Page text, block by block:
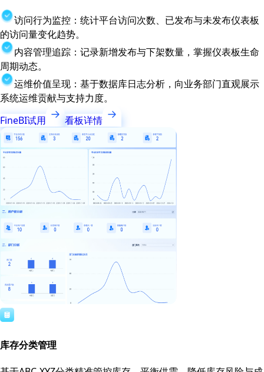
访问行为监控：统计平台访问次数、已发布与未发布仪表板
的访问量变化趋势。
内容管理追踪：记录新增发布与下架数量，掌握仪表板生命
周期动态。
运维价值呈现：基于数据库日志分析，向业务部门直观展示
系统运维贡献与支持力度。
FineBI试用
看板详情
库存分类管理